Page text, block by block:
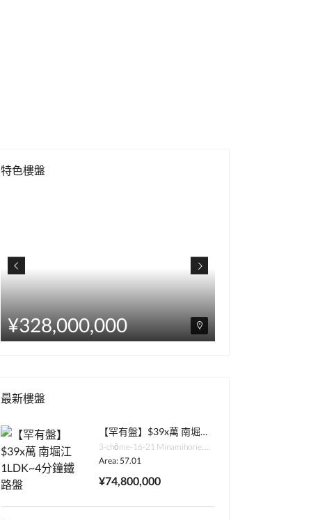
特色樓盤
¥328,000,000
最新樓盤
【罕有盤】$39x萬 南堀江1LDK~4分鐘鐵路盤
3-chōme-16-21 Minamihorie, Nishi Ward, Osaka, 550-0015日本
Area: 57.01
¥74,800,000